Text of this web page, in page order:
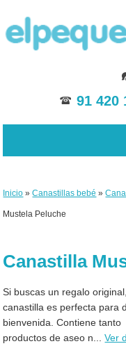
91 420
Inicio »Canastillas bebé »
Mustela Peluche
Canastilla
Si buscas un regalo
canastilla es perfecta para
bienvenida. Contiene tanto
productos de aseo n...
Ver